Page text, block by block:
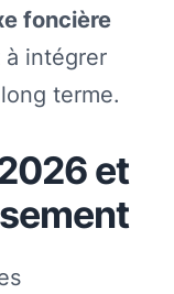
foncière
à intégrer
terme.
et